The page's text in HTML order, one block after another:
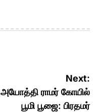
Next:
அயோத்தி ராமர் கோயில்
பூமி பூஜை: பிரதமர்